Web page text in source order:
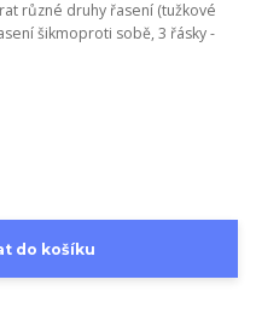
různé druhy řasení (tužkové
šikmoproti sobě, 3 řásky -
do košíku